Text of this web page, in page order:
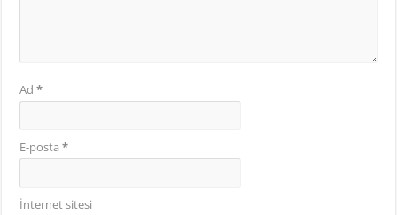
Ad*
E-posta*
İnternet sitesi